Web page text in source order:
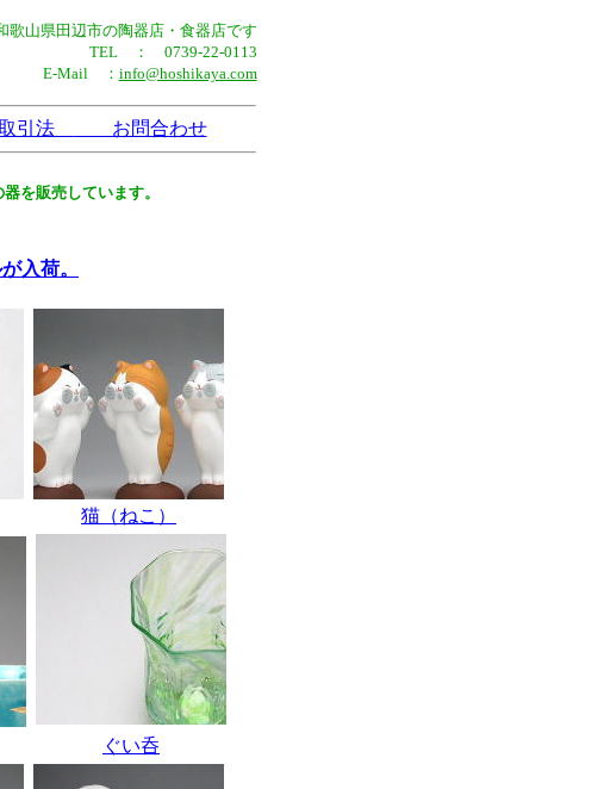
歌山県田辺市の陶器店・食器店です
TEL ： 0739-22-0113
E-Mail ： info@hoshikaya.com
引法 お問合わせ
を販売しています。
入荷。
猫（ねこ）
ぐい呑